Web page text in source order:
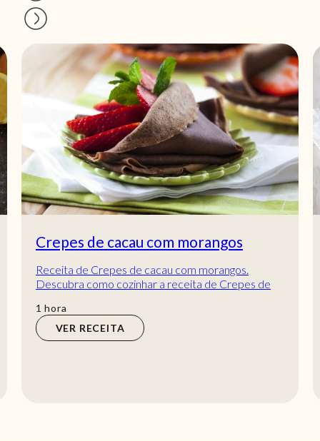
Crepes de cacau com morangos
Receita de Crepes de cacau com morangos.
Descubra como cozinhar a receita de Crepes de
com...
1 hora
hora
VER RECEITA